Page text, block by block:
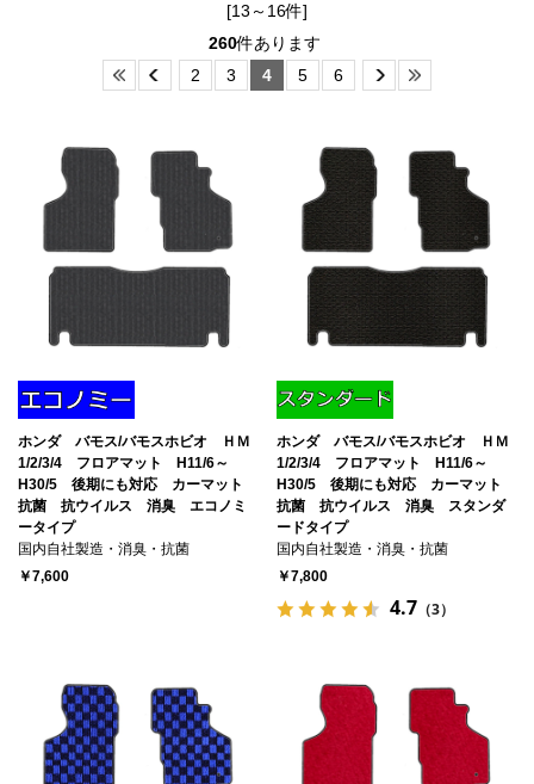
[13～16件]
260件あります
2
3 4 5 6
ホンダ バモス/バモスホビオ ＨＭ
1/2/3/4 フロアマット H11/6～
H30/5 後期にも対応 カーマット
抗菌 抗ウイルス 消臭 エコノミ
ータイプ
国内自社製造・消臭・抗菌
￥7,600
ホンダ バモス/バモスホビオ ＨＭ
1/2/3/4 フロアマット H11/6～
H30/5 後期にも対応 カーマット
抗菌 抗ウイルス 消臭 スタンダ
ードタイプ
国内自社製造・消臭・抗菌
￥7,800
4.7（3）